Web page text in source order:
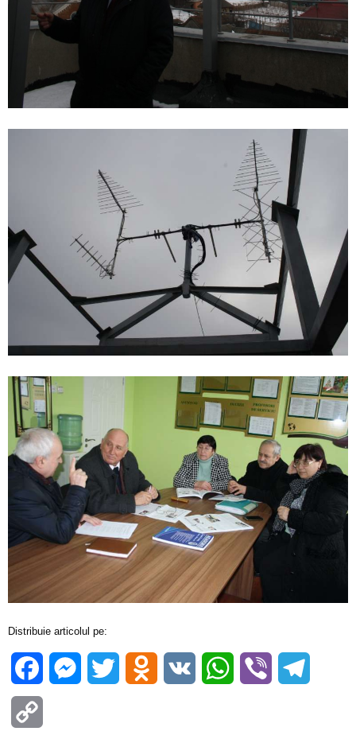
Distribuie articolul pe:
FacebookMessenger
Twitter Odnoklassniki
VK WhatsApp
Viber